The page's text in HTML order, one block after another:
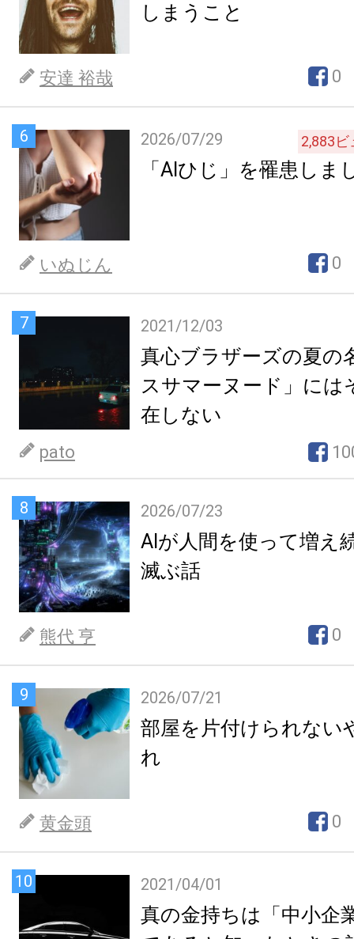
しまうこと
安達 裕哉 0
6 2026/07/29 2,883ビ
「AIひじ」を罹患しま
いぬじん 0
7 2021/12/03
真心ブラザーズの夏の
スサマーヌード」には
在しない
pato
8 2026/07/23
AIが人間を使って増え
滅ぶ話
熊代 亨 0
9 2026/07/21
部屋を片付けられない
れ
黄金頭 0
10 2021/04/01
真の金持ちは「中小企